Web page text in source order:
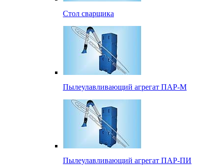
Стол сварщика
Пылеулавливающий агрегат ПАР-М
Пылеулавливающий агрегат ПАР-ПИ